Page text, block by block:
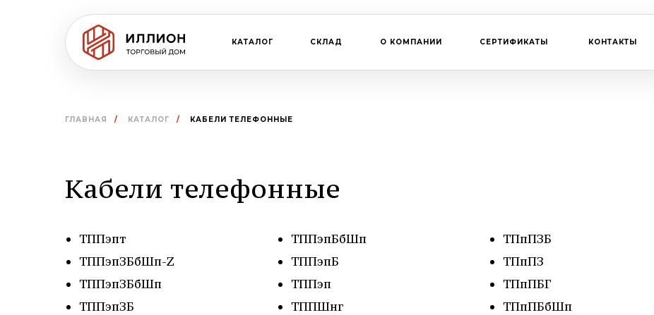
КАТАЛОГ СКЛАД О КОМПАНИИ СЕРТИФИКАТЫ КОНТАКТЫ
ГЛАВНАЯ / КАТАЛОГ / КАБЕЛИ ТЕЛЕФОННЫЕ
Кабели телефонные
ТППэпт
ТППэпЗБбШп-Z
ТППэпЗБбШп
ТППэпЗБ
ТППэпБбШп
ТППэпБ
ТППэп
ТППШнг
ТПпПЗБ
ТПпПЗ
ТПпПБГ
ТПпПБбШп